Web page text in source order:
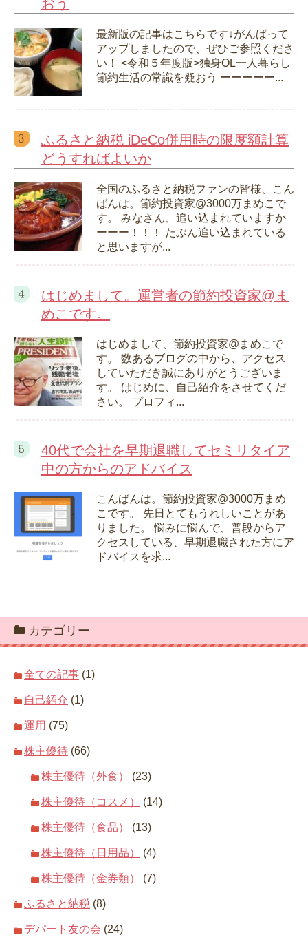
おう
最新版の記事はこちらです↓がんばって
アップしましたので、ぜひご参照くださ
い！ <令和５年度版>独身OL一人暮らし
節約生活の常識を疑おう ーーーーー...
ふるさと納税 iDeCo併用時の限度額計算
どうすればよいか
全国のふるさと納税ファンの皆様、こん
ばんは。節約投資家@3000万まめこで
す。 みなさん、追い込まれていますか
ーーー！！！ たぶん追い込まれている
と思いますが...
はじめまして。運営者の節約投資家@ま
めこです。
はじめまして、節約投資家@まめこで
す。 数あるブログの中から、アクセス
していただき誠にありがとうございま
す。 はじめに、自己紹介をさせてくだ
さい。 プロフィ...
40代で会社を早期退職してセミリタイア
中の方からのアドバイス
こんばんは。節約投資家@3000万まめ
こです。 先日とてもうれしいことがあ
りました。 悩みに悩んで、普段からア
クセスしている、早期退職された方にア
ドバイスを求...
カテゴリー
全ての記事 (1)
自己紹介 (1)
運用 (75)
株主優待 (66)
株主優待（外食） (23)
株主優待（コスメ） (14)
株主優待（食品） (13)
株主優待（日用品） (4)
株主優待（金券類） (7)
ふるさと納税 (8)
デパート友の会 (24)